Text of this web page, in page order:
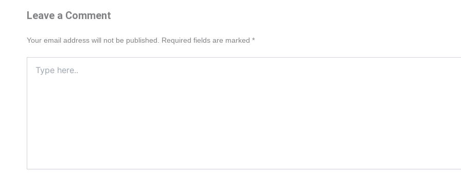
Leave a Comment
Your email address will not be published. Required fields are marked *
here..